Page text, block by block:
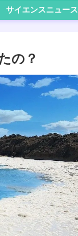
サイエンスニュース
の？